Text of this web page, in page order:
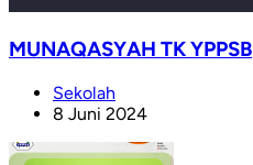
MUNAQASYAH TK YPPSB
Sekolah
8 Juni 2024